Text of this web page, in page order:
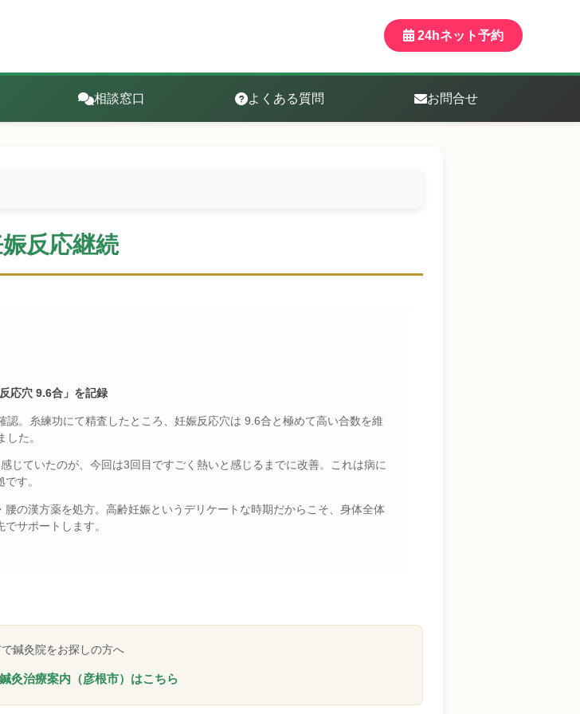
24hネット予約
相談窓口 よくある質問 お問合せ
反応継続
応穴 9.6合」を記録
。糸練功にて精査したところ、妊娠反応穴は 9.6合と極めて高い合数を維
た。
じていたのが、今回は3回目ですごく熱いと感じるまでに改善。これは病に
す。
の漢方薬を処方。高齢妊娠というデリケートな時期だからこそ、身体全体
サポートします。
鍼灸院をお探しの方へ
灸治療案内（彦根市）はこちら